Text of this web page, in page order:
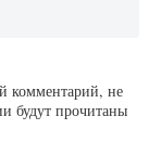
комментарий, не
будут прочитаны